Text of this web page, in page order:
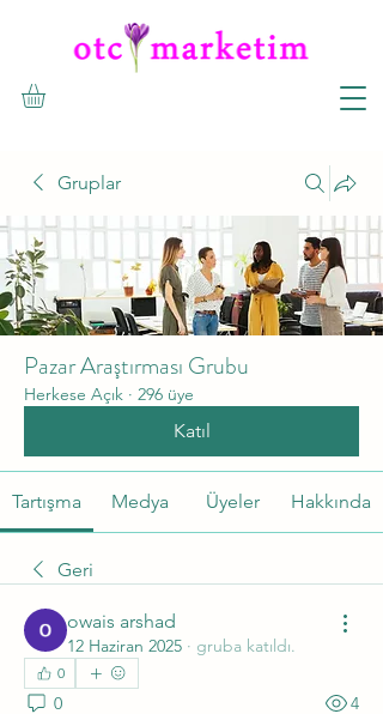
Gruplar
Pazar Araştırması Grubu
Herkese Açık · 296 üye
Katıl
Tartışma Medya Üyeler Hakkında
Geri
owais arshad
12 Haziran 2025 · gruba katıldı.
0
0 4